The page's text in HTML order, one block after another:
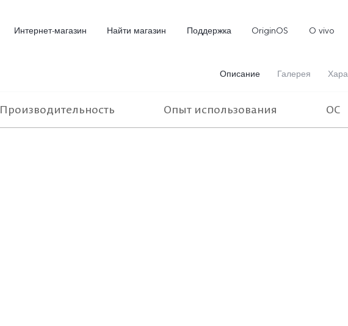
Интернет-магазин Найти магазин Поддержка OriginOS O vivo
Описание Галерея
Производительность Опыт использования ОС